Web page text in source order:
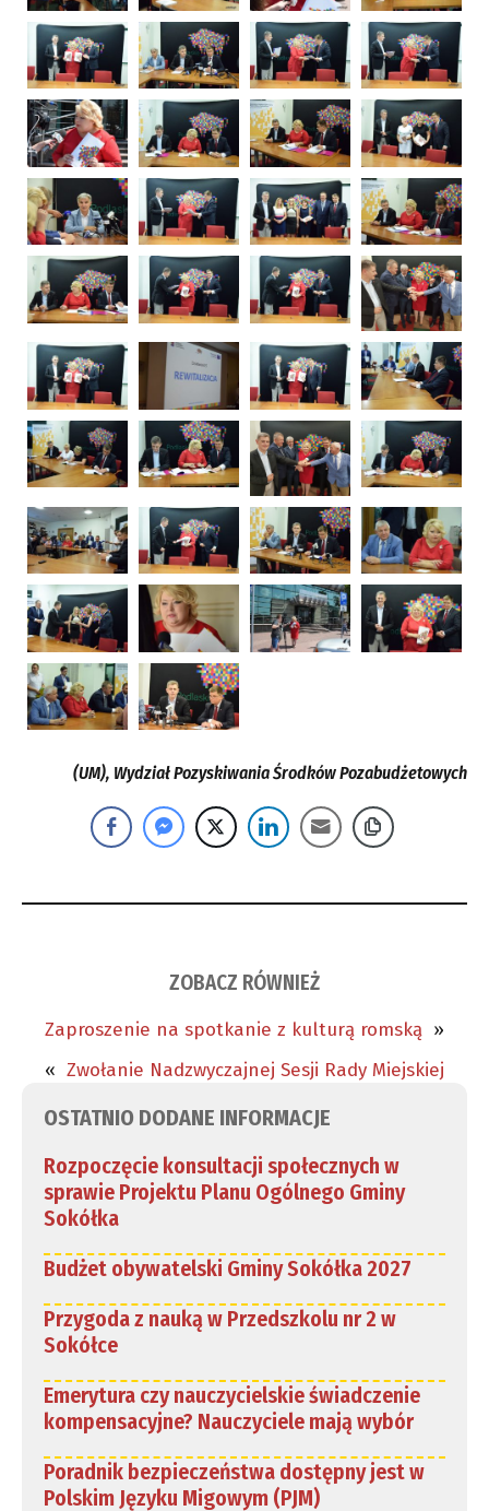
(UM), Wydział Pozyskiwania Środków Pozabudżetowych
ZOBACZ RÓWNIEŻ
Zaproszenie na spotkanie z kulturą romską »
« Zwołanie Nadzwyczajnej Sesji Rady Miejskiej
OSTATNIO DODANE INFORMACJE
Rozpoczęcie konsultacji społecznych w
sprawie Projektu Planu Ogólnego Gminy
Sokółka
Budżet obywatelski Gminy Sokółka 2027
Przygoda z nauką w Przedszkolu nr 2 w
Sokółce
Emerytura czy nauczycielskie świadczenie
kompensacyjne? Nauczyciele mają wybór
Poradnik bezpieczeństwa dostępny jest w
Polskim Języku Migowym (PJM)